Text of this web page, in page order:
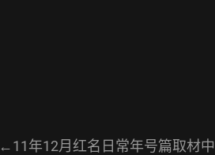
←11年12月红名日常年号篇取材中